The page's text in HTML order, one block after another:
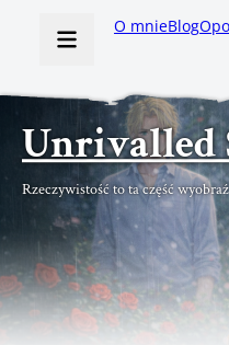
O mnieBlog
Unrivalled
Rzeczywistość to ta część